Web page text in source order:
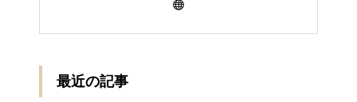
最近の記事